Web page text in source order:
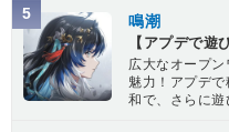
5 鳴潮
【アプデで遊
広大なオープ
魅力！アプデ
和で、さらに遊